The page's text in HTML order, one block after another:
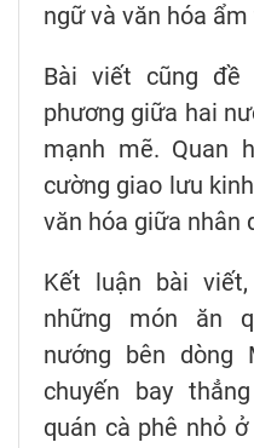
ngữ và văn hóa
Bài viết cũng
phương giữa hai
mạnh mẽ. Quan
cường giao lưu
văn hóa giữa nhân
Kết luận bài
những món ăn
nướng bên dòng
chuyến bay
quán cà phê nhỏ